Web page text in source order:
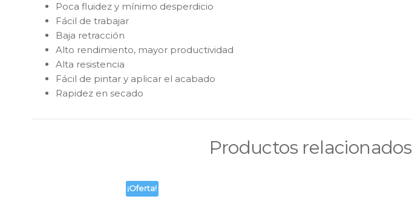
Poca fluidez y mínimo desperdicio
Fácil de trabajar
Baja retracción
Alto rendimiento, mayor productividad
Alta resistencia
Fácil de pintar y aplicar el acabado
Rapidez en secado
Productos relacionados
¡Oferta!